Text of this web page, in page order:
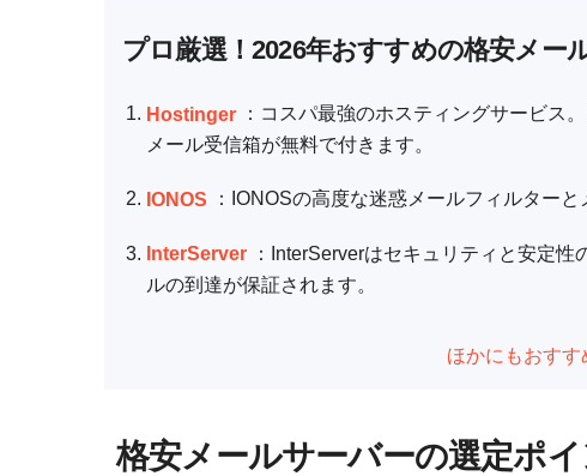
プロ厳選！2026年おすすめの格安メー
Hostinger
：コスパ最強のホスティングサービス
メール受信箱が無料で付きます。
IONOS ：IONOSの高度な迷惑メールフィルター
InterServer
：InterServerはセキュリティと安定
ルの到達が保証されます。
ほかにもおすす
格安メールサーバーの選定ポイ